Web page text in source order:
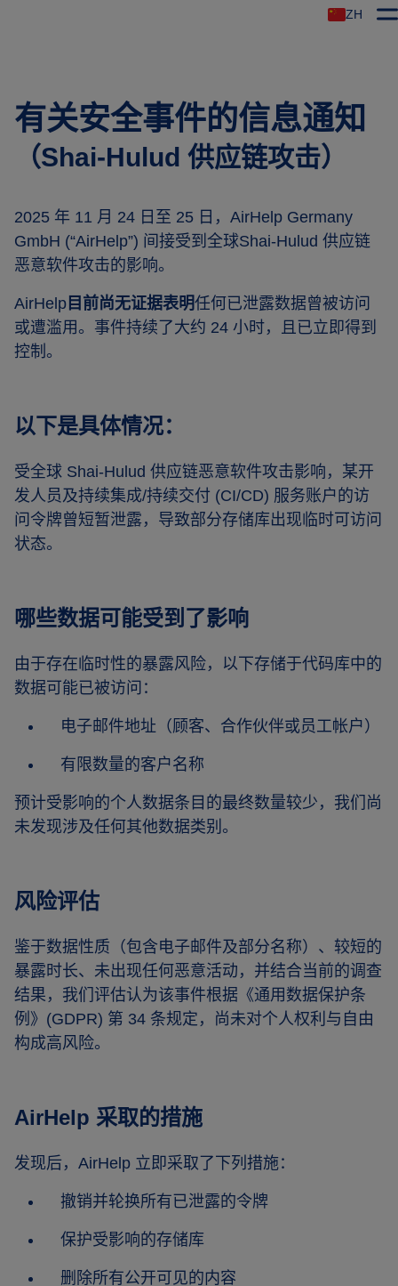
ZH
有关安全事件的信息通知
（Shai-Hulud 供应链攻击）
2025 年 11 月 24 日至 25 日，AirHelp Germany
GmbH (“AirHelp”) 间接受到全球Shai-Hulud 供应链
恶意软件攻击的影响。
AirHelp 目前尚无证据表明任何已泄露数据曾被访问
或遭滥用。事件持续了大约 24 小时，且已立即得到
控制。
以下是具体情况：
受全球 Shai-Hulud 供应链恶意软件攻击影响，某开
发人员及持续集成/持续交付 (CI/CD) 服务账户的访
问令牌曾短暂泄露，导致部分存储库出现临时可访问
状态。
哪些数据可能受到了影响
由于存在临时性的暴露风险，以下存储于代码库中的
数据可能已被访问：
电子邮件地址（顾客、合作伙伴或员工帐户）
有限数量的客户名称
预计受影响的个人数据条目的最终数量较少，我们尚
未发现涉及任何其他数据类别。
风险评估
鉴于数据性质（包含电子邮件及部分名称）、较短的
暴露时长、未出现任何恶意活动，并结合当前的调查
结果，我们评估认为该事件根据《通用数据保护条
例》(GDPR) 第 34 条规定，尚未对个人权利与自由
构成高风险。
AirHelp 采取的措施
发现后，AirHelp 立即采取了下列措施：
撤销并轮换所有已泄露的令牌
保护受影响的存储库
删除所有公开可见的内容